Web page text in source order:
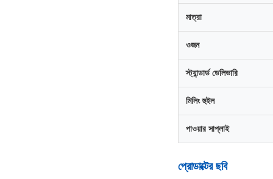
মাত্রা
ওজন
স্ট্যান্ডার্ড ডেলিভারি
মিলিং হুইল
পাওয়ার সাপ্লাই
প্রোডাক্টের ছবি